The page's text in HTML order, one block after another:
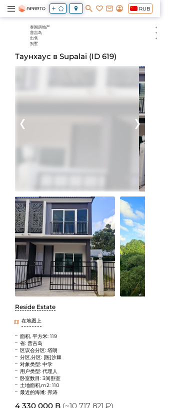
RUB
泰国房地产
普吉岛
出售
别墅
Таунхаус в Supalai (ID 619)
Reside Estate
在地图上
面积, 平方米: 119
省: 普吉岛
区议会分区: 塔朗
分区,分区: [医]沙棘
对象类型: 中学
用户类型: 代理人
卧室数目: 3间卧室
土地面积,m2: 110
最近的海滩: 邦涛
4 330 000 B (~10 717 821 ₽)